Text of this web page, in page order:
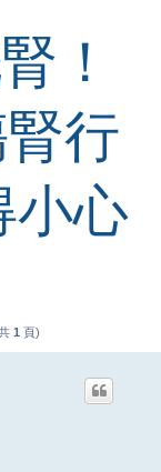
！
行
小心
1 頁)